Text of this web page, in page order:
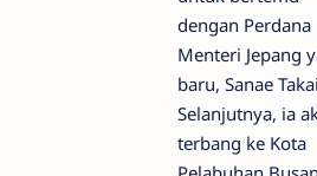
dengan Perdana
Menteri Jepang
baru, Sanae
Selanjutnya, ia
terbang ke Kota